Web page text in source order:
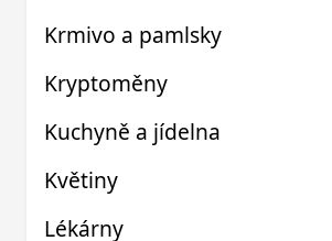
Krmivo a pamlsky
Kryptoměny
Kuchyně a jídelna
Květiny
Lékárny